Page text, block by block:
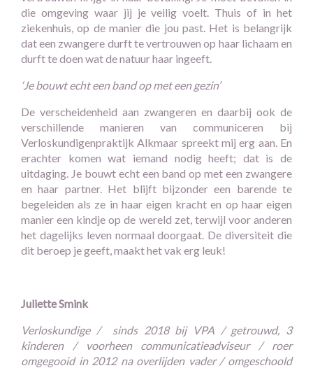
die omgeving waar jij je veilig voelt. Thuis of in het
ziekenhuis, op de manier die jou past. Het is belangrijk
dat een zwangere durft te vertrouwen op haar lichaam en
durft te doen wat de natuur haar ingeeft.
‘Je bouwt echt een band op met een gezin’
De verscheidenheid aan zwangeren en daarbij ook de
verschillende manieren van communiceren bij
Verloskundigenpraktijk Alkmaar spreekt mij erg aan. En
erachter komen wat iemand nodig heeft; dat is de
uitdaging. Je bouwt echt een band op met een zwangere
en haar partner. Het blijft bijzonder een barende te
begeleiden als ze in haar eigen kracht en op haar eigen
manier een kindje op de wereld zet, terwijl voor anderen
het dagelijks leven normaal doorgaat. De diversiteit die
dit beroep je geeft, maakt het vak erg leuk!
Juliette Smink
Verloskundige / sinds 2018 bij VPA / getrouwd, 3
kinderen / voorheen communicatieadviseur / roer
omgegooid in 2012 na overlijden vader / omgeschoold